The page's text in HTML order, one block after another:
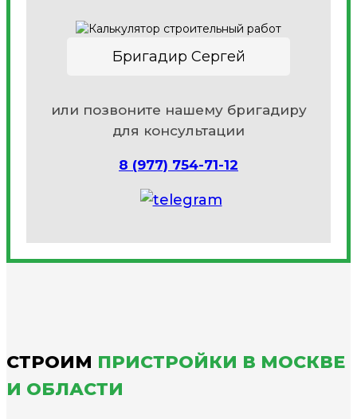
Бригадир Сергей
или позвоните нашему бригадиру
для консультации
8 (977) 754-71-12
СТРОИМ ПРИСТРОЙКИ В МОСКВЕ
И ОБЛАСТИ